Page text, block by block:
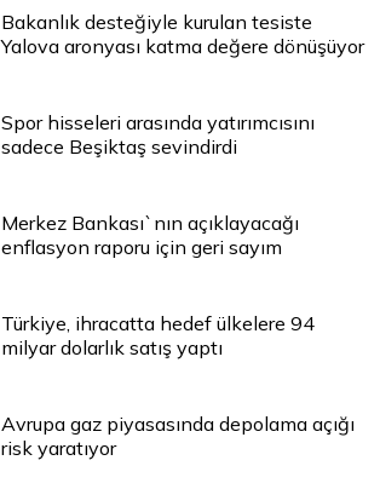
Bakanlık desteğiyle kurulan tesiste
Yalova aronyası katma değere dönüşüyor
Spor hisseleri arasında yatırımcısını
sadece Beşiktaş sevindirdi
Merkez Bankası`nın açıklayacağı
enflasyon raporu için geri sayım
Türkiye, ihracatta hedef ülkelere 94
milyar dolarlık satış yaptı
Avrupa gaz piyasasında depolama açığı
risk yaratıyor